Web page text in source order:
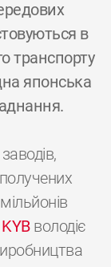
в
транспорту
японська
KYBволодіє